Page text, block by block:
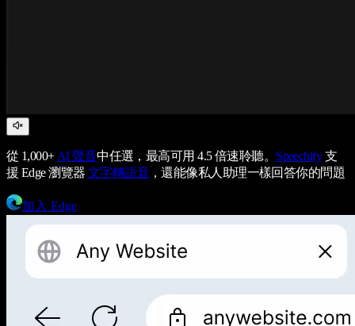
從 1,000+ AI 聲音中任選，最高可用 4.5 倍速聆聽。 Speechify支
援 Edge 瀏覽器 文字轉語音，還能像私人助理一樣回答你的問題
加入 Edge